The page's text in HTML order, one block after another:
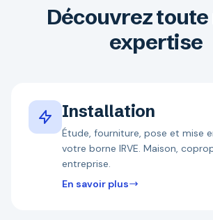
Découvrez
expertise
Installation
Étude, fourniture, pose et mise
votre borne IRVE. Maison,
entreprise.
En savoir plus